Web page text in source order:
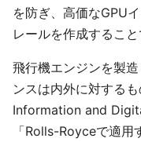
を防ぎ、高価なGPU
レールを作成するこ
飛行機エンジンを製
ンスは内外に対する
Information and
「Rolls-Royceで適